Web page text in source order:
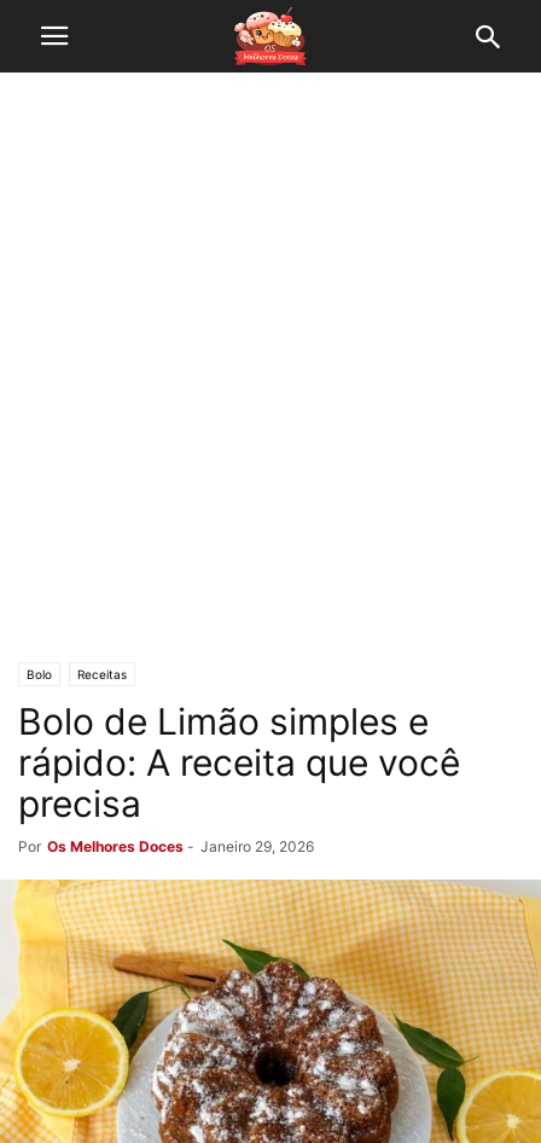
Bolo Receitas
Bolo de Limão simples e
rápido: A receita que você
precisa
Por Os Melhores Doces - Janeiro 29, 2026